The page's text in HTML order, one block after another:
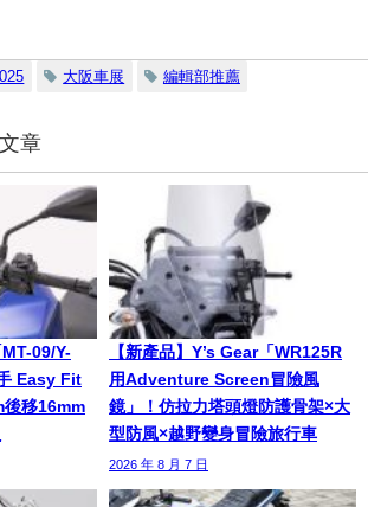
大阪車展 編輯部推薦
章
MT-09/Y-
Easy Fit
移16mm
【新產品】Y’s Gear「WR125R
用Adventure Screen冒險風
鏡」！仿拉力塔頭燈防護骨架×大
型防風×越野變身冒險旅行車
2026 年 8 月 7 日